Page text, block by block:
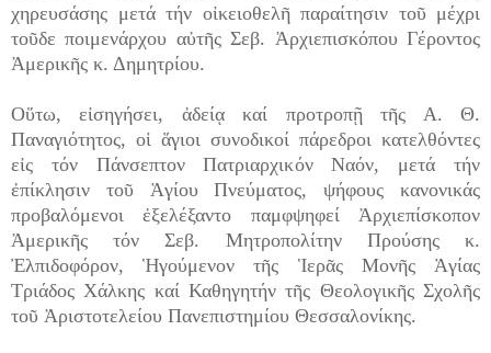
χηρευσάσης μετά τήν οἰκειοθελῆ παραίτησιν τοῦ μέχρι
τοῦδε ποιμενάρχου αὐτῆς Σεβ. Ἀρχιεπισκόπου Γέροντος
Ἀμερικῆς κ. Δημητρίου.
Οὕτω, εἰσηγήσει, ἀδείᾳ καί προτροπῇ τῆς Α. Θ.
Παναγιότητος, οἱ ἅγιοι συνοδικοί πάρεδροι κατελθόντες
εἰς τόν Πάνσεπτον Πατριαρχικόν Ναόν, μετά τήν
ἐπίκλησιν τοῦ Ἁγίου Πνεύματος, ψήφους κανονικάς
προβαλόμενοι ἐξελέξαντο παμφψηφεί Ἀρχιεπίσκοπον
Ἀμερικῆς τόν Σεβ. Μητροπολίτην Προύσης κ.
Ἐλπιδοφόρον, Ἡγούμενον τῆς Ἱερᾶς Μονῆς Ἁγίας
Τριάδος Χάλκης καί Καθηγητήν τῆς Θεολογικῆς Σχολῆς
τοῦ Ἀριστοτελείου Πανεπιστημίου Θεσσαλονίκης.